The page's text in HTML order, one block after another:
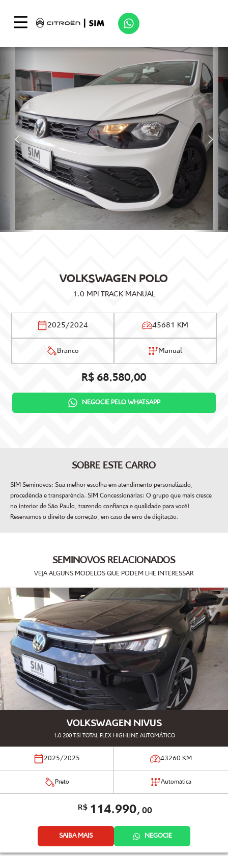
VOLKSWAGEN POLO
1.0 MPI TRACK MANUAL
2025/2024 45681 KM
Branco Manual
R$ 68.580,00
NEGOCIE PELO WHATSAPP
SOBRE ESTE CARRO
SIM Seminovos: Sua melhor escolha em atendimento personalizado,
procedência e transparência. SIM Concessionárias: O grupo que mais cresce
no interior de São Paulo, trazendo confiança e qualidade para você!
Reservamos o direito de correção, em caso de erro de digitação.
SEMINOVOS RELACIONADOS
VEJA ALGUNS MODELOS QUE PODEM LHE INTERESSAR
VOLKSWAGEN NIVUS
1.0 200 TSI TOTAL FLEX HIGHLINE AUTOMÁTICO
2025/2025 43260 KM
Preto Automática
R$114.990, 00
SAIBA MAIS NEGOCIE